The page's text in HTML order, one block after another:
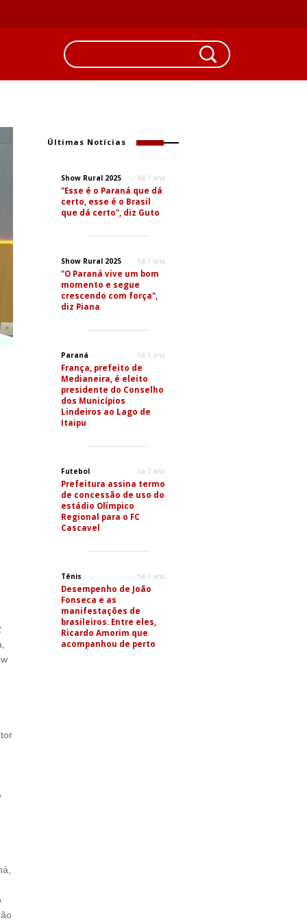
Últimas Notícias
Show Rural 2025 há 1 ano
"Esse é o Paraná que dá
certo, esse é o Brasil
que dá certo", diz Guto
Show Rural 2025 há 1 ano
"O Paraná vive um bom
momento e segue
crescendo com força",
diz Piana
Paraná há 1 ano
França, prefeito de
Medianeira, é eleito
presidente do Conselho
dos Municípios
Lindeiros ao Lago de
Itaipu
Futebol há 1 ano
Prefeitura assina termo
de concessão de uso do
estádio Olímpico
Regional para o FC
Cascavel
Tênis há 1 ano
Desempenho de João
Fonseca e as
manifestações de
brasileiros. Entre eles,
Ricardo Amorim que
acompanhou de perto